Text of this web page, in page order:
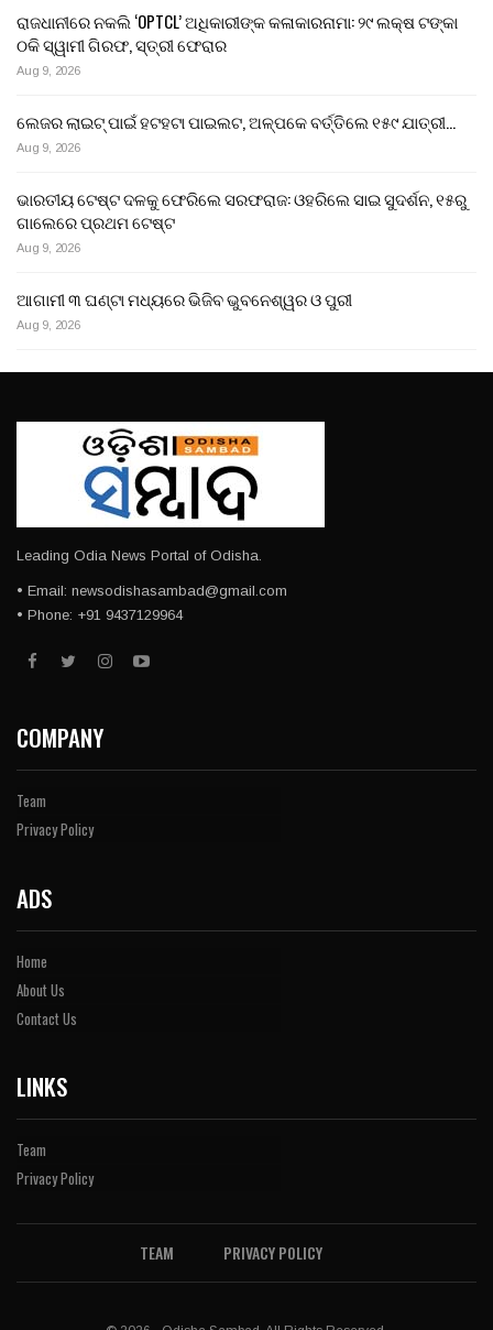
ରାଜଧାନୀରେ ନକଲି ‘OPTCL’ ଅଧିକାରୀଙ୍କ କଳାକାରନାମା: ୨୯ ଲକ୍ଷ ଟଙ୍କା
ଠକି ସ୍ୱାମୀ ଗିରଫ, ସ୍ତ୍ରୀ ଫେରାର
Aug 9, 2026
ଲେଜର ଲାଇଟ୍ ପାଇଁ ହଟହଟା ପାଇଲଟ, ଅଳ୍ପକେ ବର୍ତ୍ତିଲେ ୧୫୯ ଯାତ୍ରୀ…
Aug 9, 2026
ଭାରତୀୟ ଟେଷ୍ଟ ଦଳକୁ ଫେରିଲେ ସରଫରାଜ: ଓହରିଲେ ସାଇ ସୁଦର୍ଶନ, ୧୫ରୁ
ଗାଲେରେ ପ୍ରଥମ ଟେଷ୍ଟ
Aug 9, 2026
ଆଗାମୀ ୩ ଘଣ୍ଟା ମଧ୍ୟରେ ଭିଜିବ ଭୁବନେଶ୍ୱର ଓ ପୁରୀ
Aug 9, 2026
Leading Odia News Portal of Odisha.
• Email: newsodishasambad@gmail.com
• Phone: +91 9437129964
COMPANY
Team
Privacy Policy
ADS
Home
About Us
Contact Us
LINKS
Team
Privacy Policy
TEAM PRIVACY POLICY